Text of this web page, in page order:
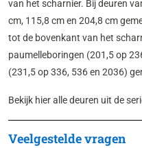
van het scharnier. Bij deuren
cm, 115,8 cm en 204,8 cm
tot de bovenkant van het
paumelleboringen (201,5 op
(231,5 op 336, 536 en 2036)
Bekijk hier alle deuren uit de
Veelgestelde vragen